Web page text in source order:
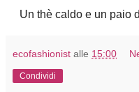
Un thè caldo e un paio
ecofashionist alle 15:00
Condividi